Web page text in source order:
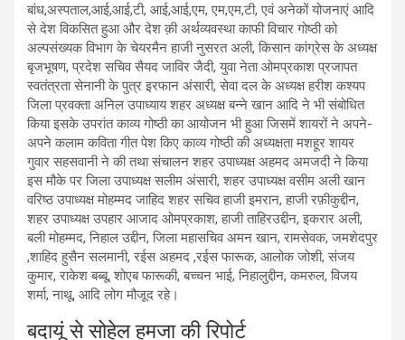
बांध,अस्पताल,आई,आई,टी, आई,आई,एम, एम,एम,टी, एवं अनेकों योजनाएं आदि
से देश विकसित हुआ और देश क़ी अर्थव्यवस्था काफी विचार गोष्ठी को
अल्पसंख्यक विभाग के चेयरमैन हाजी नुसरत अली, किसान कांग्रेस के अध्यक्ष
बृजभूषण, प्रदेश सचिव सैयद जाविर जैदी, युवा नेता ओमप्रकाश प्रजापत
स्वतंत्रता सेनानी के पुत्र इरफान अंसारी, सेवा दल के अध्यक्ष हरीश कश्यप
जिला प्रवक्ता अनिल उपाध्याय शहर अध्यक्ष बन्ने खान आदि ने भी संबोधित
किया इसके उपरांत काव्य गोष्ठी का आयोजन भी हुआ जिसमें शायरों ने अपने-
अपने कलाम कविता गीत पेश किए काव्य गोष्ठी की अध्यक्षता मशहूर शायर
गुवार सहसवानी ने की तथा संचालन शहर उपाध्यक्ष अहमद अमजदी ने किया
इस मौके पर जिला उपाध्यक्ष सलीम अंसारी, शहर उपाध्यक्ष वसीम अली खान
वरिष्ठ उपाध्यक्ष मोहम्मद जाहिद शहर सचिव हाजी इमरान, हाजी रफ़ीकुद्दीन,
शहर उपाध्यक्ष उपहार आजाद ओमप्रकाश, हाजी ताहिरउद्दीन, इकरार अली,
बली मोहम्मद, निहाल उद्दीन, जिला महासचिव अमन खान, रामसेवक, जमशेदपुर
,शाहिद हुसैन सलमानी, रईस अहमद ,रईस फारूक, आलोक जोशी, संजय
कुमार, राकेश बब्बू, शोएब फारूकी, बच्चन भाई, निहालुद्दीन, कमरुल, विजय
शर्मा, नाथू, आदि लोग मौजूद रहे।
बदायूं से सोहेल हमजा की रिपोर्ट